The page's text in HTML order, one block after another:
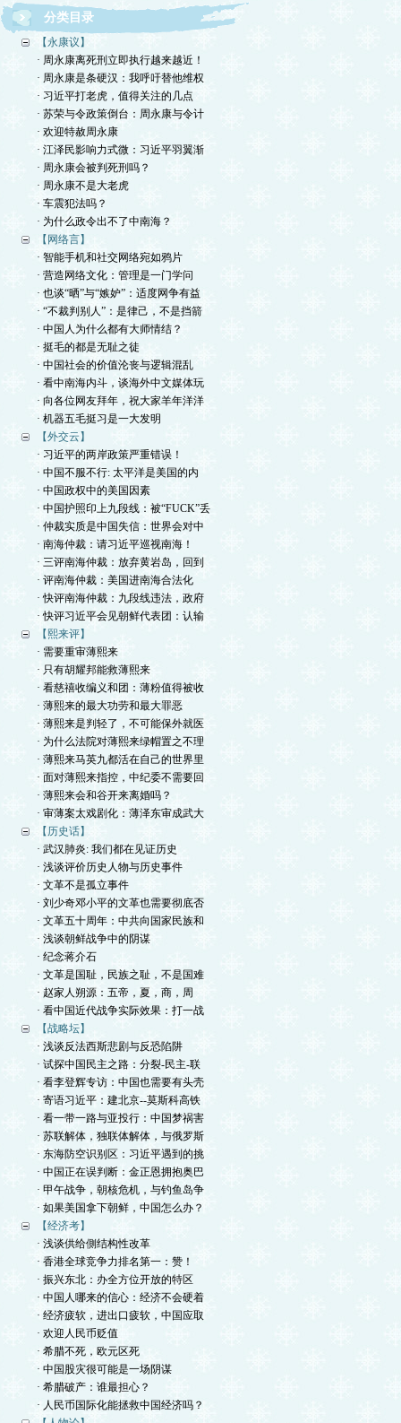
分类目录
【永康议】
· 周永康离死刑立即执行越来越近！
· 周永康是条硬汉：我呼吁替他维权
· 习近平打老虎，值得关注的几点
· 苏荣与令政策倒台：周永康与令计
· 欢迎特赦周永康
· 江泽民影响力式微：习近平羽翼渐
· 周永康会被判死刑吗？
· 周永康不是大老虎
· 车震犯法吗？
· 为什么政令出不了中南海？
【网络言】
· 智能手机和社交网络宛如鸦片
· 营造网络文化：管理是一门学问
· 也谈“晒”与“嫉妒”：适度网争有益
· “不裁判别人”：是律己，不是挡箭
· 中国人为什么都有大师情结？
· 挺毛的都是无耻之徒
· 中国社会的价值沦丧与逻辑混乱
· 看中南海内斗，谈海外中文媒体玩
· 向各位网友拜年，祝大家羊年洋洋
· 机器五毛挺习是一大发明
【外交云】
· 习近平的两岸政策严重错误！
· 中国不服不行: 太平洋是美国的内
· 中国政权中的美国因素
· 中国护照印上九段线：被“FUCK”丢
· 仲裁实质是中国失信：世界会对中
· 南海仲裁：请习近平巡视南海！
· 三评南海仲裁：放弃黄岩岛，回到
· 评南海仲裁：美国进南海合法化
· 快评南海仲裁：九段线违法，政府
· 快评习近平会见朝鲜代表团：认输
【熙来评】
· 需要重审薄熙来
· 只有胡耀邦能救薄熙来
· 看慈禧收编义和团：薄粉值得被收
· 薄熙来的最大功劳和最大罪恶
· 薄熙来是判轻了，不可能保外就医
· 为什么法院对薄熙来绿帽置之不理
· 薄熙来马英九都活在自己的世界里
· 面对薄熙来指控，中纪委不需要回
· 薄熙来会和谷开来离婚吗？
· 审薄案太戏剧化：薄泽东审成武大
【历史话】
· 武汉肺炎: 我们都在见证历史
· 浅谈评价历史人物与历史事件
· 文革不是孤立事件
· 刘少奇邓小平的文革也需要彻底否
· 文革五十周年：中共向国家民族和
· 浅谈朝鲜战争中的阴谋
· 纪念蒋介石
· 文革是国耻，民族之耻，不是国难
· 赵家人朔源：五帝，夏，商，周
· 看中国近代战争实际效果：打一战
【战略坛】
· 浅谈反法西斯悲剧与反恐陷阱
· 试探中国民主之路：分裂-民主-联
· 看李登辉专访：中国也需要有头壳
· 寄语习近平：建北京--莫斯科高铁
· 看一带一路与亚投行：中国梦祸害
· 苏联解体，独联体解体，与俄罗斯
· 东海防空识别区：习近平遇到的挑
· 中国正在误判断：金正恩拥抱奥巴
· 甲午战争，朝核危机，与钓鱼岛争
· 如果美国拿下朝鲜，中国怎么办？
【经济考】
· 浅谈供给側结构性改革
· 香港全球竞争力排名第一：赞！
· 振兴东北：办全方位开放的特区
· 中国人哪来的信心：经济不会硬着
· 经济疲软，进出口疲软，中国应取
· 欢迎人民币贬值
· 希腊不死，欧元区死
· 中国股灾很可能是一场阴谋
· 希腊破产：谁最担心？
· 人民币国际化能拯救中国经济吗？